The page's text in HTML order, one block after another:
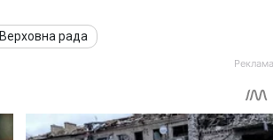
Верховна рада